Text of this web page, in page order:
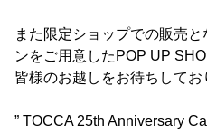
また限定ショップでの販売
ンをご用意したPOP UP
皆様のお越しをお待ちしてお
” TOCCA 25th Anniversary